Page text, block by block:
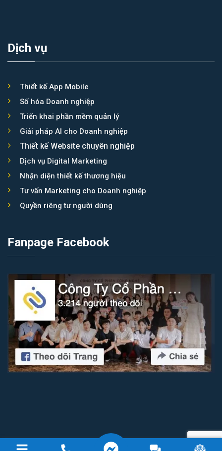
Dịch vụ
Thiết kế App Mobile
Số hóa Doanh nghiệp
Triển khai phần mềm quản lý
Giải pháp AI cho Doanh nghiệp
Thiết kế Website chuyên nghiệp
Dịch vụ Digital Marketing
Nhận diện thiết kế thương hiệu
Tư vấn Marketing cho Doanh nghiệp
Quyền riêng tư người dùng
Fanpage Facebook